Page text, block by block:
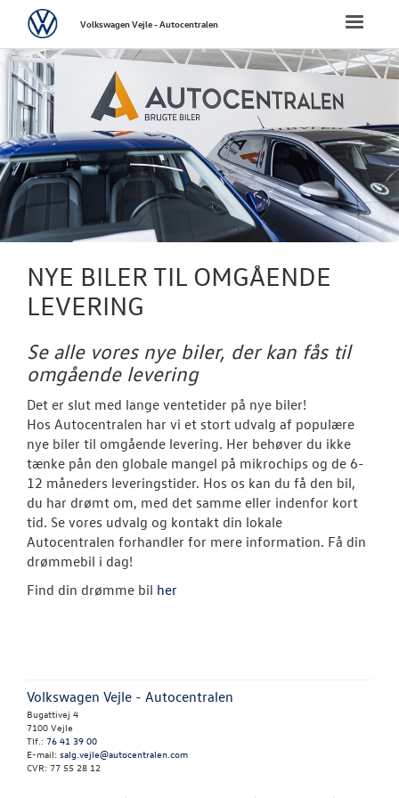
FORSIDE
NYE
Biler til
Bestil
Book en
Finansiering
Modeller
ID.3 Neo
Aktuelle
Toggle
VolkswagenVolkswagen Vejle - Autocentralen
NYE BILER TIL OMGÅENDE
LEVERING
Se alle vores nye biler, der kan fås til
omgående levering
Det er slut med lange ventetider på nye biler!
Hos Autocentralen har vi et stort udvalg af populære
nye biler til omgående levering. Her behøver du ikke
tænke pån den globale mangel på mikrochips og de 6-
12 måneders leveringstider. Hos os kan du få den bil,
du har drømt om, med det samme eller indenfor kort
tid. Se vores udvalg og kontakt din lokale
Autocentralen forhandler for mere information. Få din
drømmebil i dag!
Find din drømme bil her
Volkswagen Vejle - Autocentralen
Bugattivej 4
7100 Vejle
Tlf.: 76 41 39 00
E-mail: salg.vejle@autocentralen.com
CVR: 77 55 28 12